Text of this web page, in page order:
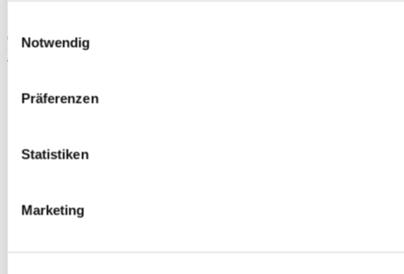
Notwendig
Präferenzen
Statistiken
Marketing
Oder über unser
Information
WIDERRUF
WEISSBURGUNDER